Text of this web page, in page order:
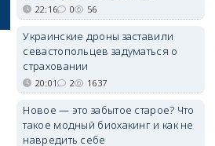
22:16 0 56
Украинские дроны заставили
севастопольцев задуматься о
страховании
20:01 2 1637
Новое — это забытое старое? Что
такое модный биохакинг и как не
навредить себе